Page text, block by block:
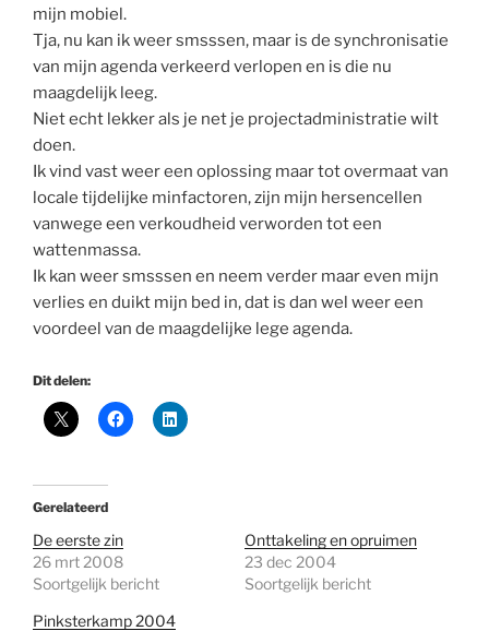
mijn mobiel.
Tja, nu kan ik weer smsssen, maar is de synchronisatie
van mijn agenda verkeerd verlopen en is die nu
maagdelijk leeg.
Niet echt lekker als je net je projectadministratie wilt
doen.
Ik vind vast weer een oplossing maar tot overmaat van
locale tijdelijke minfactoren, zijn mijn hersencellen
vanwege een verkoudheid verworden tot een
wattenmassa.
Ik kan weer smsssen en neem verder maar even mijn
verlies en duikt mijn bed in, dat is dan wel weer een
voordeel van de maagdelijke lege agenda.
Dit delen:
Gerelateerd
De eerste zin
26 mrt 2008
Soortgelijk bericht
Onttakeling en opruimen
23 dec 2004
Soortgelijk bericht
Pinksterkamp 2004